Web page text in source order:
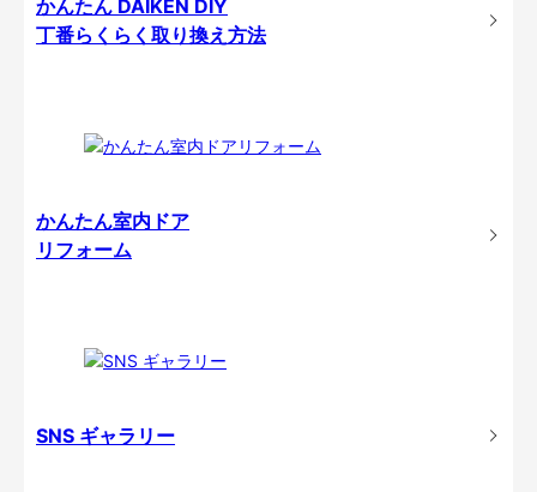
かんたん DAIKEN DIY
丁番らくらく取り換え方法
かんたん室内ドア
リフォーム
SNS ギャラリー